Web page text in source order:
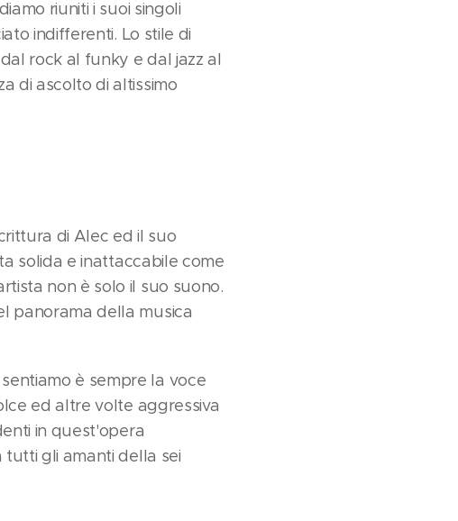
riuniti i suoi singoli
indifferenti. Lo stile di
rock al funky e dal jazz al
di ascolto di altissimo
di Alec ed il suo
solida e inattaccabile come
non è solo il suo suono.
panorama della musica
è sempre la voce
ed altre volte aggressiva
in quest'opera
gli amanti della sei